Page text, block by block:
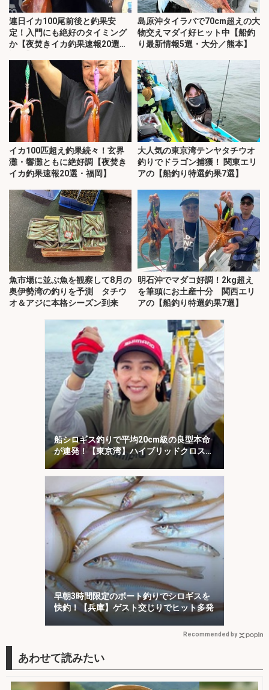
連日イカ100尾前後と釣果安
定！入門にも絶好のタイミング
か【夜焚きイカ釣果速報20選・
島原沖タイラバで70cm超えの大
物交えマダイ好ヒット中【船釣
り最新情報5選・大分／熊本】
イカ100匹超え釣果続々！玄界
灘・響灘ともに絶好調【夜焚き
イカ釣果速報20選・福岡】
大人気の東京湾テンヤタチウオ
釣りでドラゴン捕獲！ 関東エリ
アの【船釣り特選釣果7選】
魚市場に並ぶ魚を観察して8月の
奥伊勢湾の釣りを予測 タチウ
オ＆アジに本格シーズン到来
明石沖でマダコ好調！2kg超え
を筆頭にお土産十分 関西エリ
アの【船釣り特選釣果7選】
船シロギス釣りで平均20cm級の良型本命
が連発！【東京湾】ハイブリッドクロスに
好反応
早朝3時間限定のボート釣りでシロギスを
快釣！【兵庫】ゲスト交じりでヒット多発
Recommended by